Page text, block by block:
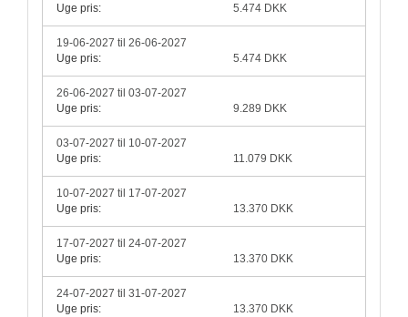
Uge pris: 5.474 DKK
19-06-2027 til 26-06-2027
Uge pris:
5.474 DKK
26-06-2027 til 03-07-2027
Uge pris:
9.289 DKK
03-07-2027 til 10-07-2027
Uge pris:
11.079 DKK
10-07-2027 til 17-07-2027
Uge pris:
13.370 DKK
17-07-2027 til 24-07-2027
Uge pris:
13.370 DKK
24-07-2027 til 31-07-2027
Uge pris:
13.370 DKK